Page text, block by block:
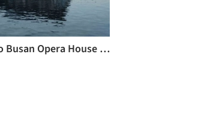
Ganador Concurso Busan Opera House / Snøhetta